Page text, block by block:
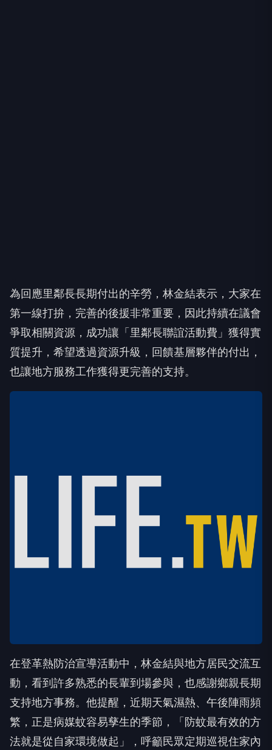
為回應里鄰長長期付出的辛勞，林金結表示，大家在
第一線打拚，完善的後援非常重要，因此持續在議會
爭取相關資源，成功讓「里鄰長聯誼活動費」獲得實
質提升，希望透過資源升級，回饋基層夥伴的付出，
也讓地方服務工作獲得更完善的支持。
在登革熱防治宣導活動中，林金結與地方居民交流互
動，看到許多熟悉的長輩到場參與，也感謝鄉親長期
支持地方事務。他提醒，近期天氣濕熱、午後陣雨頻
繁，正是病媒蚊容易孳生的季節，「防蚊最有效的方
法就是從自家環境做起」，呼籲民眾定期巡視住家內